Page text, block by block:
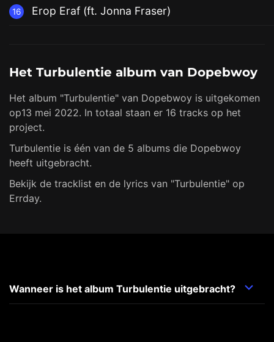
16 Erop Eraf (ft. Jonna Fraser)
Het Turbulentie album van Dopebwoy
Het album "Turbulentie" van Dopebwoy is uitgekomen
op13 mei 2022. In totaal staan er 16 tracks op het
project.
Turbulentie is één van de 5 albums die Dopebwoy
heeft uitgebracht.
Bekijk de tracklist en de lyrics van "Turbulentie" op
Errday.
Wanneer is het album Turbulentie uitgebracht?